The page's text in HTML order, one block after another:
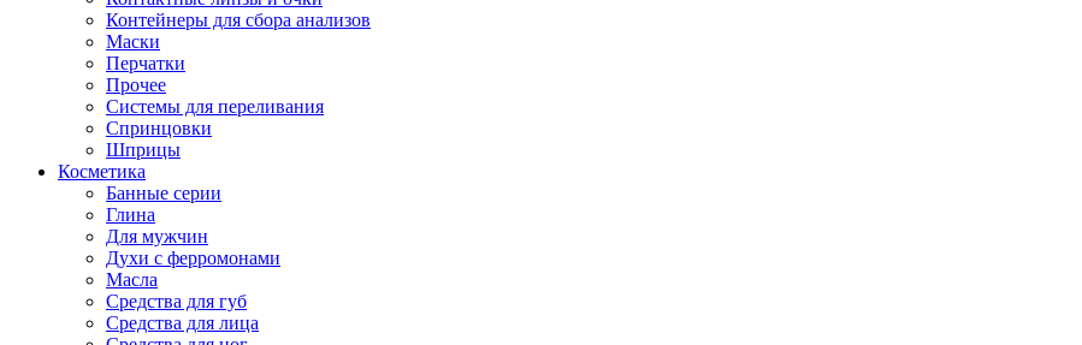
Контейнеры для сбора анализов
Маски
Перчатки
Прочее
Системы для переливания
Спринцовки
Шприцы
Косметика
Банные серии
Глина
Для мужчин
Духи с ферромонами
Масла
Средства для губ
Средства для лица